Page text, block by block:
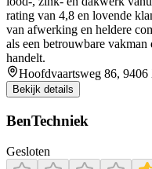
rating van 4,8 en lovende
van afwerking en heldere
als een betrouwbare
handelt.
Hoofdvaartsweg 86,
Bekijk details
BenTechniek
Gesloten